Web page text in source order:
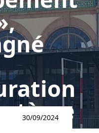
30/09/2024